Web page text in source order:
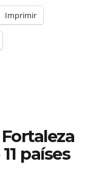
Imprimir
países